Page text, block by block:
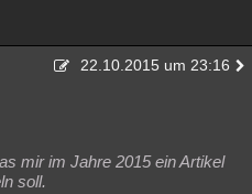
22.10.2015 um 23:16
mir im Jahre 2015 ein Artikel
soll.